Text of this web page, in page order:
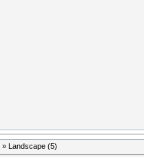
» Landscape (5)